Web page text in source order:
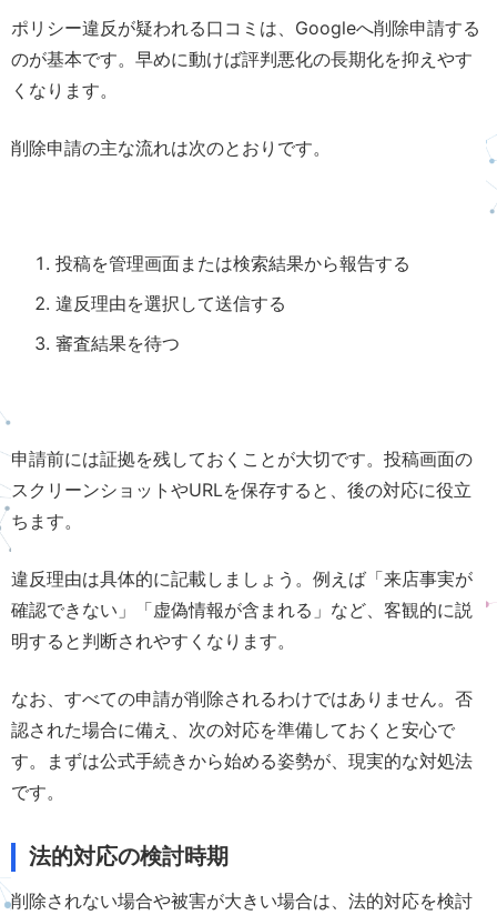
ポリシー違反が疑われる口コミは、Googleへ削除申請する
のが基本です。早めに動けば評判悪化の長期化を抑えやす
くなります。
削除申請の主な流れは次のとおりです。
投稿を管理画面または検索結果から報告する
違反理由を選択して送信する
審査結果を待つ
申請前には証拠を残しておくことが大切です。投稿画面の
スクリーンショットやURLを保存すると、後の対応に役立
ちます。
違反理由は具体的に記載しましょう。例えば「来店事実が
確認できない」「虚偽情報が含まれる」など、客観的に説
明すると判断されやすくなります。
なお、すべての申請が削除されるわけではありません。否
認された場合に備え、次の対応を準備しておくと安心で
す。まずは公式手続きから始める姿勢が、現実的な対処法
です。
法的対応の検討時期
削除されない場合や被害が大きい場合は、法的対応を検討